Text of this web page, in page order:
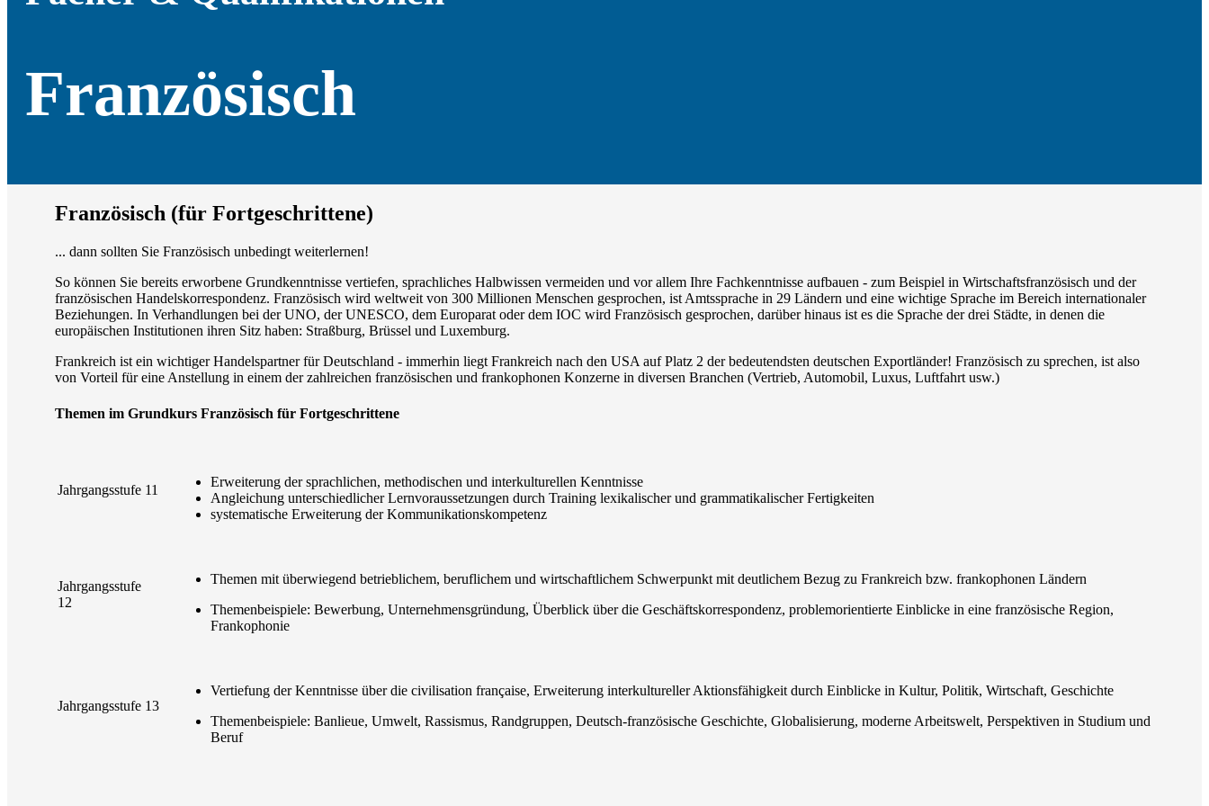
Französisch
Französisch (für Fortgeschrittene)
... dann sollten Sie Französisch unbedingt weiterlernen!
So können Sie bereits erworbene Grundkenntnisse vertiefen, sprachliches Halbwissen vermeiden und vor allem Ihre Fachkenntnisse aufbauen - zum Beispiel in Wirtschaftsfranzösisch und der
französischen Handelskorrespondenz. Französisch wird weltweit von 300 Millionen Menschen gesprochen, ist Amtssprache in 29 Ländern und eine wichtige Sprache im Bereich internationaler
Beziehungen. In Verhandlungen bei der UNO, der UNESCO, dem Europarat oder dem IOC wird Französisch gesprochen, darüber hinaus ist es die Sprache der drei Städte, in denen die
europäischen Institutionen ihren Sitz haben: Straßburg, Brüssel und Luxemburg.
Frankreich ist ein wichtiger Handelspartner für Deutschland - immerhin liegt Frankreich nach den USA auf Platz 2 der bedeutendsten deutschen Exportländer! Französisch zu sprechen, ist also
von Vorteil für eine Anstellung in einem der zahlreichen französischen und frankophonen Konzerne in diversen Branchen (Vertrieb, Automobil, Luxus, Luftfahrt usw.)
Themen im Grundkurs Französisch für Fortgeschrittene
Jahrgangsstufe 11
Erweiterung der sprachlichen, methodischen und interkulturellen Kenntnisse
Angleichung unterschiedlicher Lernvoraussetzungen durch Training lexikalischer und grammatikalischer Fertigkeiten
systematische Erweiterung der Kommunikationskompetenz
Jahrgangsstufe
12
Themen mit überwiegend betrieblichem, beruflichem und wirtschaftlichem Schwerpunkt mit deutlichem Bezug zu Frankreich bzw. frankophonen Ländern
Themenbeispiele: Bewerbung, Unternehmensgründung, Überblick über die Geschäftskorrespondenz, problemorientierte Einblicke in eine französische Region,
Frankophonie
Jahrgangsstufe 13
Vertiefung der Kenntnisse über die civilisation française, Erweiterung interkultureller Aktionsfähigkeit durch Einblicke in Kultur, Politik, Wirtschaft, Geschichte
Themenbeispiele: Banlieue, Umwelt, Rassismus, Randgruppen, Deutsch-französische Geschichte, Globalisierung, moderne Arbeitswelt, Perspektiven in Studium und
Beruf